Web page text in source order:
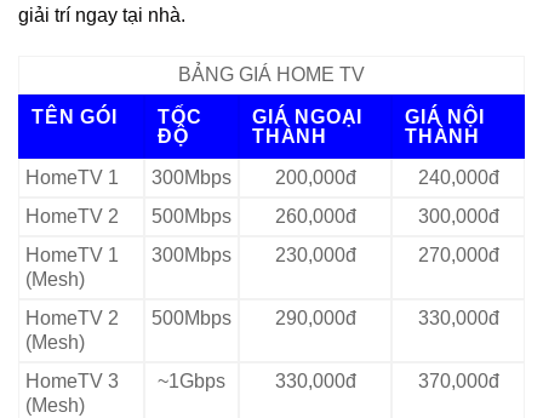
giải trí ngay tại nhà.
BẢNG GIÁ HOME TV
TÊN GÓI
TỐC
ĐỘ
GIÁ NGOẠI
THÀNH
GIÁ NỘI
THÀNH
HomeTV 1
300Mbps 200,000đ
240,000đ
HomeTV 2
500Mbps 260,000đ
300,000đ
HomeTV 1
(Mesh)
300Mbps 230,000đ 270,000đ
HomeTV 2
(Mesh)
500Mbps 290,000đ 330,000đ
HomeTV 3
(Mesh)
~1Gbps 330,000đ 370,000đ